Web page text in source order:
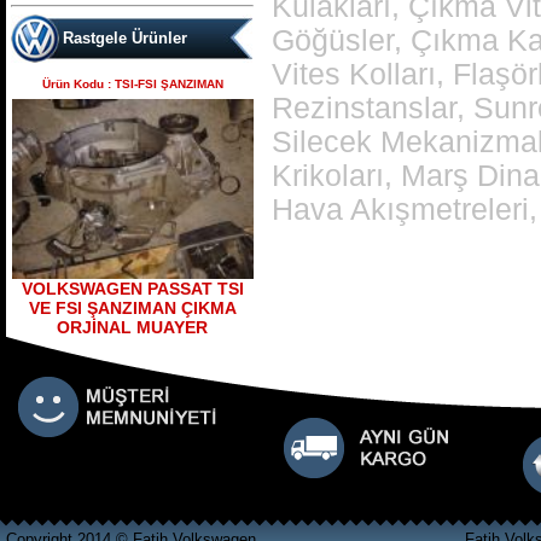
bora golf4 toledo octavia
leon çıkma direksiyon
kutusu
Ürün Kodu : skoda octavia 1.6 benzinli
a4 kasa çıkma şanzımanlar
açılmamış temiz muayer
çıkma şanzıman skoda
octavia 1600 motor çıkma
Rastgele Ürünler
Ürün Kodu : TSI-FSI ŞANZIMAN
VOLKSWAGEN PASSAT TSI
VE FSI ŞANZIMAN ÇIKMA
ORJİNAL MUAYER
Kulakları, Çıkma
Göğüsler, Çıkma
Vites Kolları,
Rezinstanslar,
Silecek
Krikoları, Marş
Hava